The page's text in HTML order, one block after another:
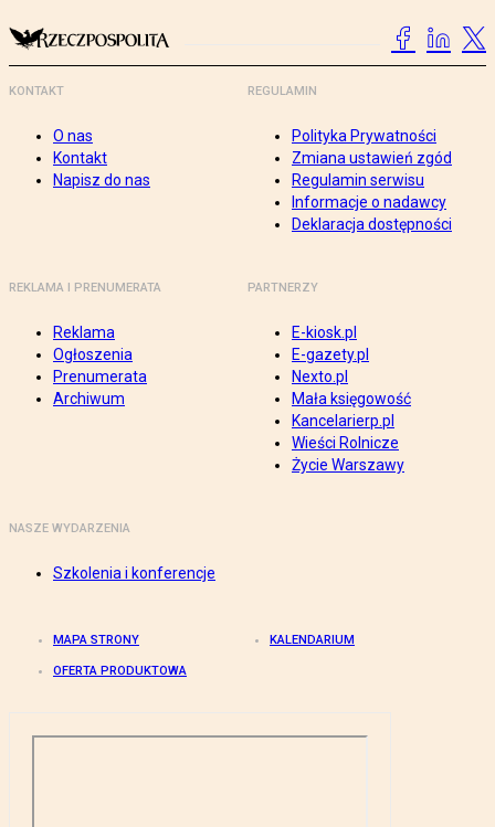
KONTAKT
O nas
Kontakt
Napisz do nas
REGULAMIN
Polityka Prywatności
Zmiana ustawień zgód
Regulamin serwisu
Informacje o nadawcy
Deklaracja dostępności
REKLAMA I PRENUMERATA
Reklama
Ogłoszenia
Prenumerata
Archiwum
PARTNERZY
E-kiosk.pl
E-gazety.pl
Nexto.pl
Mała księgowość
Kancelarierp.pl
Wieści Rolnicze
Życie Warszawy
NASZE WYDARZENIA
Szkolenia i konferencje
MAPA STRONY KALENDARIUM
OFERTA PRODUKTOWA